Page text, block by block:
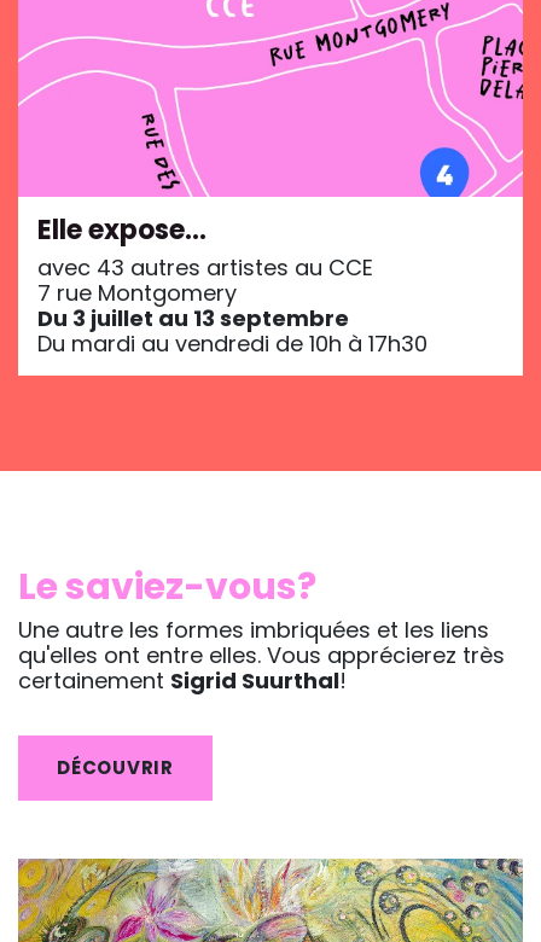
Elle expose…
avec 43 autres artistes au CCE
7 rue Montgomery
Du 3 juillet au 13 septembre
Du mardi au vendredi de 10h à 17h30
Le saviez-vous?
Une autre les formes imbriquées et les liens
qu'elles ont entre elles. Vous apprécierez très
certainement Sigrid Suurthal!
DÉCOUVRIR